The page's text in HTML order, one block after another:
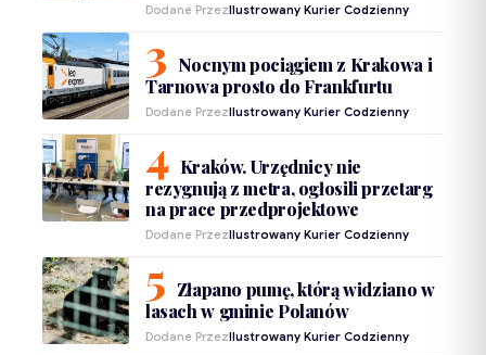
Dodane PrzezIlustrowany Kurier Codzienny
Nocnym pociągiem z Krakowa i
Tarnowa prosto do Frankfurtu
Dodane PrzezIlustrowany Kurier Codzienny
Kraków. Urzędnicy nie
rezygnują z metra, ogłosili przetarg
na prace przedprojektowe
Dodane PrzezIlustrowany Kurier Codzienny
Złapano pumę, którą widziano w
lasach w gminie Polanów
Dodane PrzezIlustrowany Kurier Codzienny